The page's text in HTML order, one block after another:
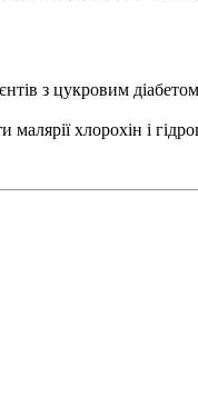
з цукровим
хлорохін і